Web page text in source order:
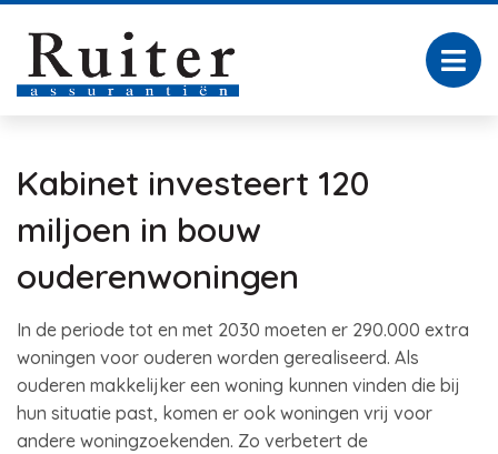
Kabinet investeert 120
miljoen in bouw
ouderenwoningen
In de periode tot en met 2030 moeten er 290.000 extra
woningen voor ouderen worden gerealiseerd. Als
ouderen makkelijker een woning kunnen vinden die bij
hun situatie past, komen er ook woningen vrij voor
andere woningzoekenden. Zo verbetert de